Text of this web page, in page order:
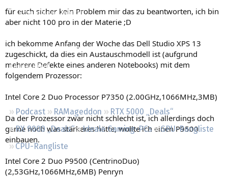
Empfohlene Inhalte
Neueste Aktivitäten
Leserartikel
Podcast RAMageddon
RTX 5000 „Deals“
RX 9000 „Deals“
Ideale Gaming-PCs
GPU-Rangliste
CPU-Rangliste
für euch sicher kein Problem mir das zu beantworten, ich bin
aber nicht 100 pro in der Materie ;D
ich bekomme Anfang der Woche das Dell Studio XPS 13
zugeschickt, da dies ein Austauschmodell ist (aufgrund
mehrere Defekte eines anderen Notebooks) mit dem
folgendem Prozessor:
Intel Core 2 Duo Processor P7350 (2.00GHz,1066MHz,3MB)
Da der Prozessor zwar nicht schlecht ist, ich allerdings doch
gerne noch was stärkeres hätte, wollte ich einen P9500
einbauen.
Intel Core 2 Duo P9500 (CentrinoDuo)
(2,53GHz,1066MHz,6MB) Penryn